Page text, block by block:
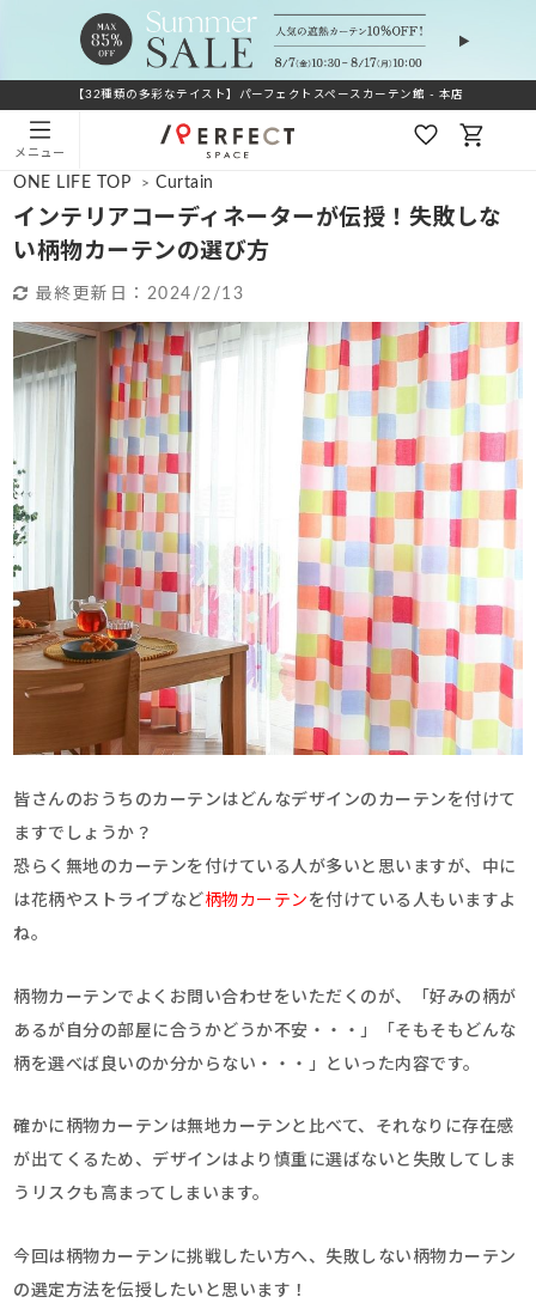
【32種類の多彩なテイスト】パーフェクトスペースカーテン館 - 本店
メニュー
ONE LIFE TOP > Curtain
インテリアコーディネーターが伝授！失敗しな
い柄物カーテンの選び方
最終更新日： 2024/2/13
皆さんのおうちのカーテンはどんなデザインのカーテンを付けて
ますでしょうか？
恐らく無地のカーテンを付けている人が多いと思いますが、中に
は花柄やストライプなど 柄物カーテン を付けている人もいますよ
ね。
柄物カーテンでよくお問い合わせをいただくのが、「好みの柄が
あるが自分の部屋に合うかどうか不安・・・」「そもそもどんな
柄を選べば良いのか分からない・・・」といった内容です。
確かに柄物カーテンは無地カーテンと比べて、それなりに存在感
が出てくるため、デザインはより慎重に選ばないと失敗してしま
うリスクも高まってしまいます。
今回は柄物カーテンに挑戦したい方へ、失敗しない柄物カーテン
の選定方法を伝授したいと思います！